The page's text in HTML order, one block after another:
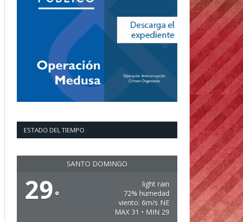
ESTADO DEL TIEMPO
SANTO DOMINGO
29 °
light rain
72% humedad
viento: 6m/s NE
MAX 31 • MIN 29